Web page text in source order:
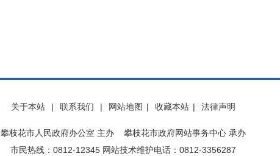
关于本站 | 联系我们 | 网站地图 | 收藏本站 | 法律声明
攀枝花市人民政府办公室 主办 攀枝花市政府网站事务中心 承办
市民热线：0812-12345 网站技术维护电话：0812-3356287